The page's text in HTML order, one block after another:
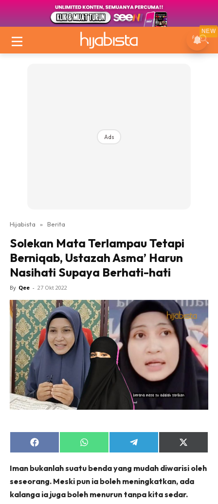
Ads
Hijabista » Berita
Solekan Mata Terlampau Tetapi
Berniqab, Ustazah Asma’ Harun
Nasihati Supaya Berhati-hati
By Qee - 27 Okt 2022
Share
on
Share
on
Share
on
Share
on
(Twitter)
Iman bukanlah suatu benda yang mudah diwarisi oleh
seseorang. Meski pun ia boleh meningkatkan, ada
kalanga ia juga boleh menurun tanpa kita sedar.
NEW